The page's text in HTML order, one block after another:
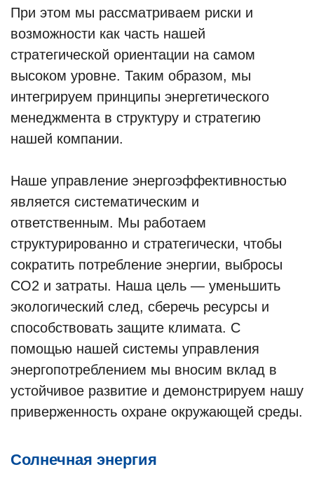
При этом мы рассматриваем риски и
возможности как часть нашей
стратегической ориентации на самом
высоком уровне. Таким образом, мы
интегрируем принципы энергетического
менеджмента в структуру и стратегию
нашей компании.
Наше управление энергоэффективностью
является систематическим и
ответственным. Мы работаем
структурированно и стратегически, чтобы
сократить потребление энергии, выбросы
CO2 и затраты. Наша цель — уменьшить
экологический след, сберечь ресурсы и
способствовать защите климата. С
помощью нашей системы управления
энергопотреблением мы вносим вклад в
устойчивое развитие и демонстрируем нашу
приверженность охране окружающей среды.
Солнечная энергия